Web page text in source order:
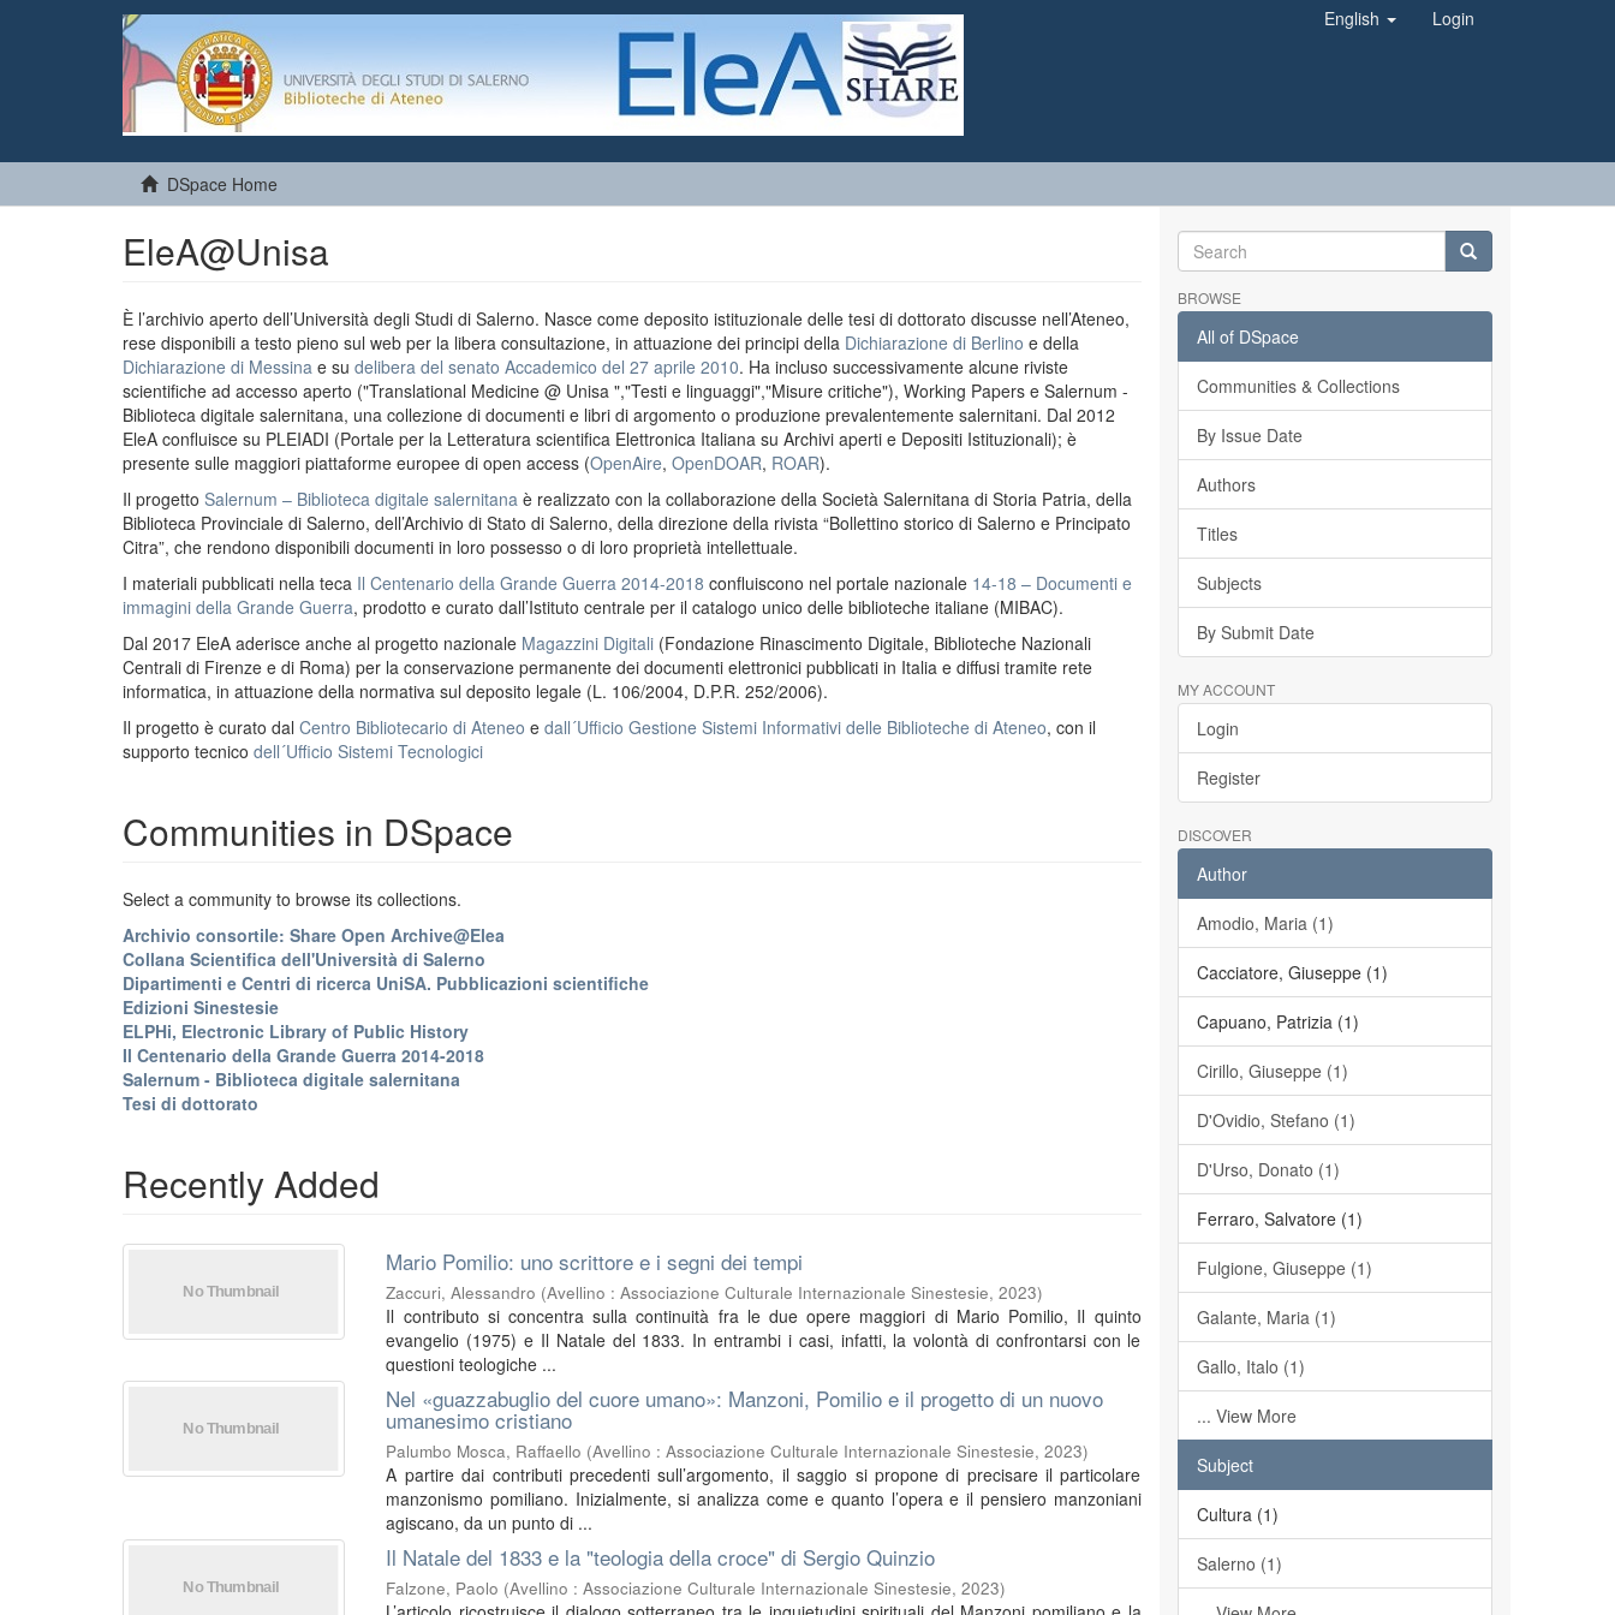
English Login
DSpace Home
EleA@Unisa
È l’archivio aperto dell’Università degli Studi di Salerno. Nasce come deposito istituzionale delle tesi di dottorato discusse nell’Ateneo,
rese disponibili a testo pieno sul web per la libera consultazione, in attuazione dei principi della Dichiarazione di Berlino e della
Dichiarazione di Messina e su delibera del senato Accademico del 27 aprile 2010. Ha incluso successivamente alcune riviste
scientifiche ad accesso aperto ("Translational Medicine @ Unisa ","Testi e linguaggi","Misure critiche"), Working Papers e Salernum -
Biblioteca digitale salernitana, una collezione di documenti e libri di argomento o produzione prevalentemente salernitani. Dal 2012
EleA confluisce su PLEIADI (Portale per la Letteratura scientifica Elettronica Italiana su Archivi aperti e Depositi Istituzionali); è
presente sulle maggiori piattaforme europee di open access (OpenAire, OpenDOAR, ROAR).
Il progetto Salernum – Biblioteca digitale salernitana è realizzato con la collaborazione della Società Salernitana di Storia Patria, della
Biblioteca Provinciale di Salerno, dell’Archivio di Stato di Salerno, della direzione della rivista “Bollettino storico di Salerno e Principato
Citra”, che rendono disponibili documenti in loro possesso o di loro proprietà intellettuale.
I materiali pubblicati nella teca Il Centenario della Grande Guerra 2014-2018 confluiscono nel portale nazionale 14-18 – Documenti e
immagini della Grande Guerra, prodotto e curato dall’Istituto centrale per il catalogo unico delle biblioteche italiane (MIBAC).
Dal 2017 EleA aderisce anche al progetto nazionale Magazzini Digitali (Fondazione Rinascimento Digitale, Biblioteche Nazionali
Centrali di Firenze e di Roma) per la conservazione permanente dei documenti elettronici pubblicati in Italia e diffusi tramite rete
informatica, in attuazione della normativa sul deposito legale (L. 106/2004, D.P.R. 252/2006).
Il progetto è curato dal Centro Bibliotecario di Ateneo e dall´Ufficio Gestione Sistemi Informativi delle Biblioteche di Ateneo, con il
supporto tecnico dell´Ufficio Sistemi Tecnologici
Communities in DSpace
Select a community to browse its collections.
Archivio consortile: Share Open Archive@Elea
Collana Scientifica dell'Università di Salerno
Dipartimenti e Centri di ricerca UniSA. Pubblicazioni scientifiche
Edizioni Sinestesie
ELPHi, Electronic Library of Public History
Il Centenario della Grande Guerra 2014-2018
Salernum - Biblioteca digitale salernitana
Tesi di dottorato
Recently Added
Mario Pomilio: uno scrittore e i segni dei tempi
Zaccuri, Alessandro (Avellino : Associazione Culturale Internazionale Sinestesie,2023)
Il contributo si concentra sulla continuità fra le due opere maggiori di Mario Pomilio, Il quinto
evangelio (1975) e Il Natale del 1833. In entrambi i casi, infatti, la volontà di confrontarsi con le
questioni teologiche ...
Nel «guazzabuglio del cuore umano»: Manzoni, Pomilio e il progetto di un nuovo
umanesimo cristiano
Palumbo Mosca, Raffaello (Avellino : Associazione Culturale Internazionale Sinestesie,2023)
A partire dai contributi precedenti sull’argomento, il saggio si propone di precisare il particolare
manzonismo pomiliano. Inizialmente, si analizza come e quanto l’opera e il pensiero manzoniani
agiscano, da un punto di ...
Il Natale del 1833 e la "teologia della croce" di Sergio Quinzio
Falzone, Paolo (Avellino : Associazione Culturale Internazionale Sinestesie,2023)
BROWSE
All of DSpace
Communities & Collections
By Issue Date
Authors
Titles
Subjects
By Submit Date
MY ACCOUNT
Login
Register
DISCOVER
Author
Amodio, Maria (1)
Cacciatore, Giuseppe (1)
Capuano, Patrizia (1)
Cirillo, Giuseppe (1)
D'Ovidio, Stefano (1)
D'Urso, Donato (1)
Ferraro, Salvatore (1)
Fulgione, Giuseppe (1)
Galante, Maria (1)
Gallo, Italo (1)
... View More
Subject
Cultura (1)
Salerno (1)